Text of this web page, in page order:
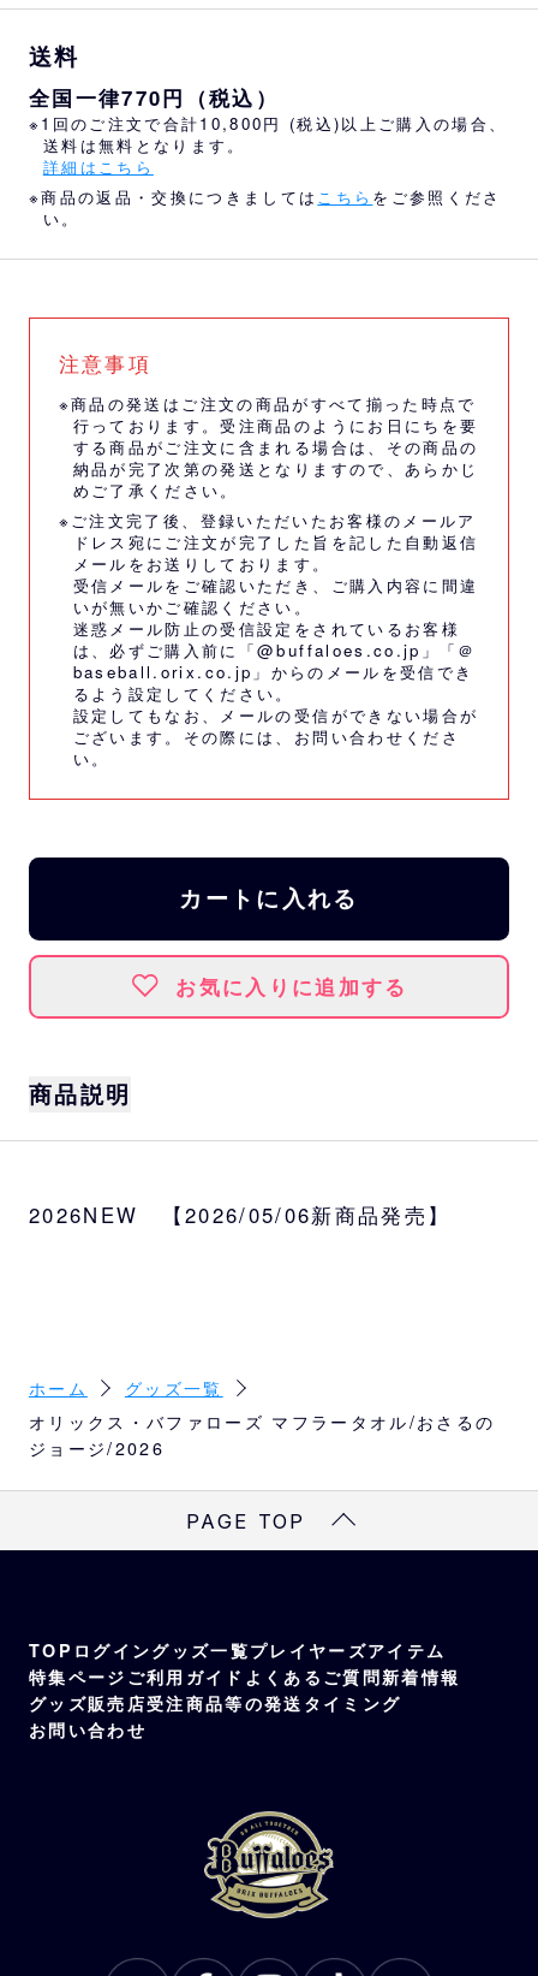
送料
全国一律770円（税込）
※1回のご注文で合計10,800円 (税込)以上ご購入の場合、
送料は無料となります。
詳細はこちら
※商品の返品・交換につきましては こちら をご参照くださ
い。
注意事項
※商品の発送はご注文の商品がすべて揃った時点で
行っております。受注商品のようにお日にちを要
する商品がご注文に含まれる場合は、その商品の
納品が完了次第の発送となりますので、あらかじ
めご了承ください。
※ご注文完了後、登録いただいたお客様のメールア
ドレス宛にご注文が完了した旨を記した自動返信
メールをお送りしております。
受信メールをご確認いただき、ご購入内容に間違
いが無いかご確認ください。
迷惑メール防止の受信設定をされているお客様
は、必ずご購入前に「@buffaloes.co.jp」「＠
baseball.orix.co.jp」からのメールを受信でき
るよう設定してください。
設定してもなお、メールの受信ができない場合が
ございます。その際には、 お問い合わせくださ
い。
カートに入れる
お気に入りに追加する
商品説明
弾！
サイズ
約20×110cm
素材
綿100％
2026NEW 【2026/05/06新商品発売】
ホーム
グッズ一覧
オリックス・バファローズ マフラータオル/おさるの
ジョージ/2026
PAGE TOP
TOP ログイングッズ一覧プレイヤーズアイテム
特集ページ ご利用ガイド よくあるご質問新着情報
グッズ販売店受注商品等の発送タイミング
お問い合わせ